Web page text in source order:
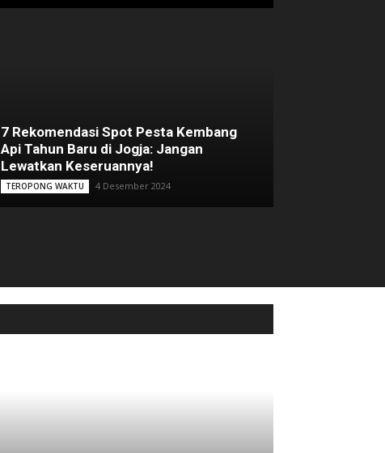
7 Rekomendasi Spot Pesta Kembang
Api Tahun Baru di Jogja: Jangan
Lewatkan Keseruannya!
TEROPONG WAKTU 4 Desember 2024